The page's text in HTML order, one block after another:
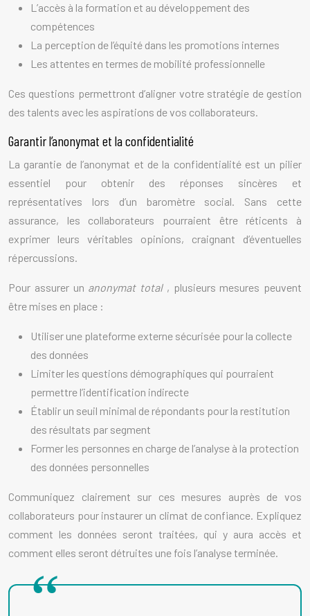
L’accès à la formation et au développement des
compétences
La perception de l’équité dans les promotions internes
Les attentes en termes de mobilité professionnelle
Ces questions permettront d’aligner votre stratégie de gestion
des talents avec les aspirations de vos collaborateurs.
Garantir l’anonymat et la confidentialité
La garantie de l’anonymat et de la confidentialité est un pilier
essentiel pour obtenir des réponses sincères et
représentatives lors d’un baromètre social. Sans cette
assurance, les collaborateurs pourraient être réticents à
exprimer leurs véritables opinions, craignant d’éventuelles
répercussions.
Pour assurer un anonymat total , plusieurs mesures peuvent
être mises en place :
Utiliser une plateforme externe sécurisée pour la collecte
des données
Limiter les questions démographiques qui pourraient
permettre l’identification indirecte
Établir un seuil minimal de répondants pour la restitution
des résultats par segment
Former les personnes en charge de l’analyse à la protection
des données personnelles
Communiquez clairement sur ces mesures auprès de vos
collaborateurs pour instaurer un climat de confiance. Expliquez
comment les données seront traitées, qui y aura accès et
comment elles seront détruites une fois l’analyse terminée.